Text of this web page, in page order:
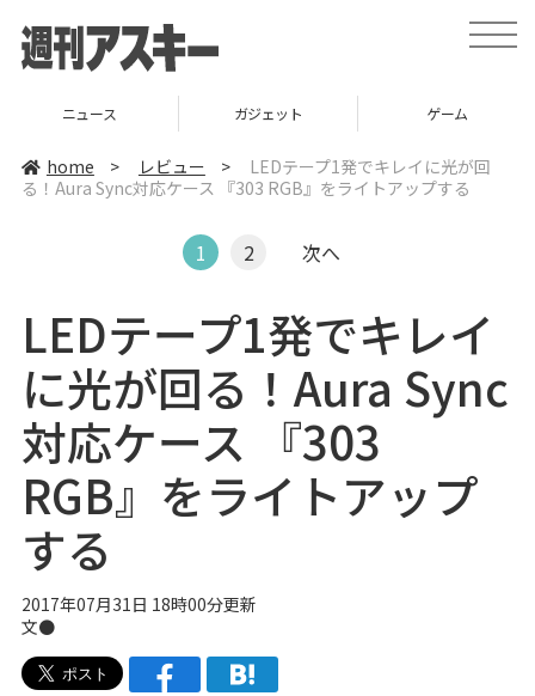
t
o
ニュース ガジェット ゲーム
home > レビュー >
LEDテープ1発でキレイに光が回
る！Aura Sync対応ケース 『303 RGB』をライトアップする
1 2 次へ
LEDテープ1発でキレイ
に光が回る！Aura Sync
対応ケース 『303
RGB』をライトアップ
する
2017年07月31日 18時00分更新
文●